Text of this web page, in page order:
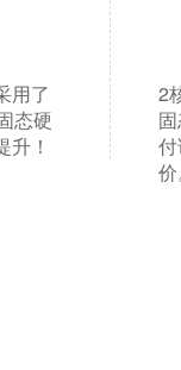
用了
态硬
！
2
价